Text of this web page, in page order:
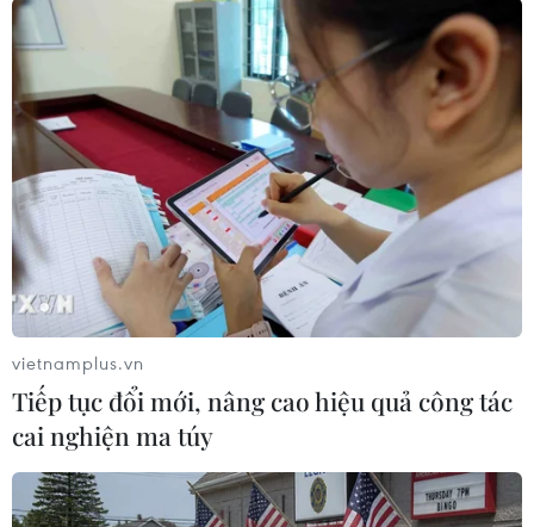
#Bộ Công an #Tri ân
#Chiến sỹ công an
#Thương binh-Liệt sỹ
vietnamplus.vn
Tiếp tục đổi mới, nâng cao hiệu quả công tác
cai nghiện ma túy